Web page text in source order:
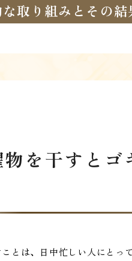
取り組みとその結
を干すと
とは、日中忙しい人にとっ